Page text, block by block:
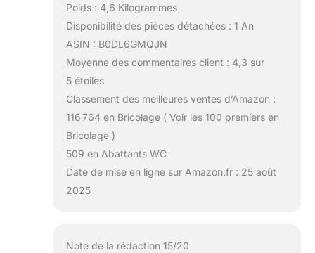
Poids : 4,6 Kilogrammes
Disponibilité des pièces détachées : 1 An
ASIN : B0DL6GMQJN
Moyenne des commentaires client : 4,3 sur
5 étoiles
Classement des meilleures ventes d’Amazon :
116 764 en Bricolage ( Voir les 100 premiers en
Bricolage )
509 en Abattants WC
Date de mise en ligne sur Amazon.fr : 25 août
2025
Note de la rédaction 15/20